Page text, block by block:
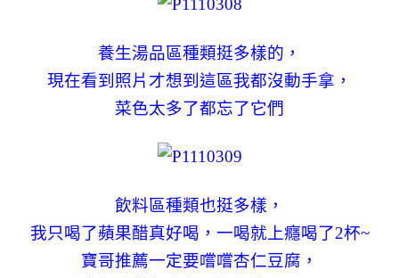
養生湯品區種類挺多樣的，
現在看到照片才想到這區我都沒動手拿，
菜色太多了都忘了它們
飲料區種類也挺多樣，
我只喝了蘋果醋真好喝，一喝就上癮喝了2杯~
寶哥推薦一定要嚐嚐杏仁豆腐，